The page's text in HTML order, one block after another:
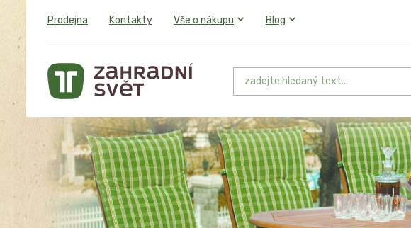
Prodejna Kontakty Vše o nákupu Blog